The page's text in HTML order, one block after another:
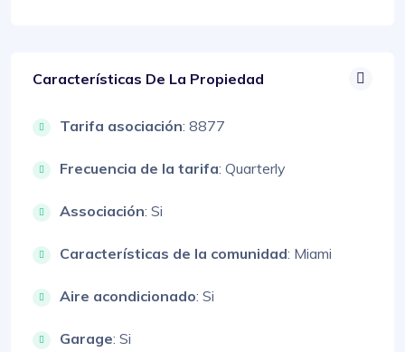
Características De La Propiedad
Tarifa asociación: 8877
Frecuencia de la tarifa: Quarterly
Associación: Si
Características de la comunidad: Miami
Aire acondicionado: Si
Garage: Si